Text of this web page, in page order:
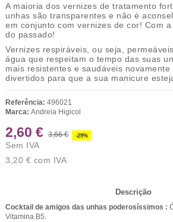
A maioria dos vernizes de tratamento
unhas são transparentes e não é
em conjunto com vernizes de cor! Com
do passado!
Vernizes respiráveis, ou seja,
água que respeitam o tempo das suas
mais resistentes e saudáveis novamente
divertidos para que a sua manicure
Referência: 496021
Marca: Andreia Higicol
2,60 € 3,66 € -29%
Sem IVA
3,20 € com IVA
Descrição
Cocktail de amigos das unhas poderosíssimos :
Vitamina B5.